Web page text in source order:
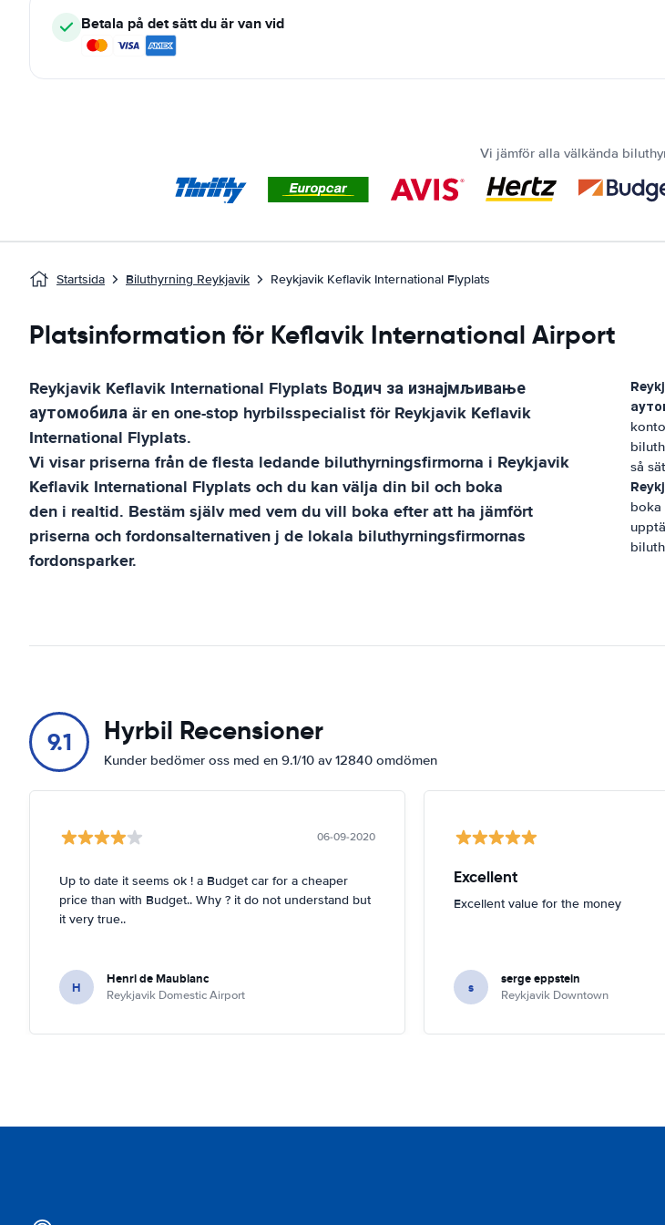
Betala på det sätt du är van vid
Vi jämför alla välkända
Startsida Biluthyrning Reykjavik Reykjavik Keflavik International Flyplats
Platsinformation för Keflavik International Airport
Reykjavik Keflavik International Flyplats Водич за изнајмљивање
аутомобилаär en one-stop hyrbilsspecialist förReykjavik Keflavik
International Flyplats.
Vi visar priserna från de flesta ledande biluthyrningsfirmorna i Reykjavik
Keflavik International Flyplats och du kan välja din bil och boka
den i realtid. Bestäm själv med vem du vill boka efter att ha jämfört
priserna och fordonsalternativen j de lokala biluthyrningsfirmornas
fordonsparker.
så
boka
9.1 Hyrbil Recensioner
Kunder bedömer oss med en 9.1/10 av 12840 omdömen
06-09-2020
Up to date it seems ok ! a Budget car for a cheaper
price than with Budget.. Why ? it do not understand but
it very true..
H Henri de Maublanc
Reykjavik Domestic Airport
Excellent
Excellent value for the money
s serge eppstein
Reykjavik Downtown